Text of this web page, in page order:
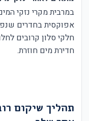
במרבית מקרי נזקי
אפוקסית בחדרים
חלקי סלון קרובים
חדירת מים חוזרת.
תהליך שיקום